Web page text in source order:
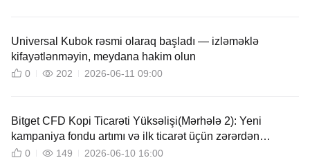
Universal Kubok rəsmi olaraq başladı — izləməklə
kifayətlənməyin, meydana hakim olun
0 202 2026-06-11 09:00
Bitget CFD Kopi Ticarəti Yüksəlişi(Mərhələ 2): Yeni
kampaniya fondu artımı və ilk ticarət üçün zərərdən
qorunma
0 149 2026-06-10 16:00